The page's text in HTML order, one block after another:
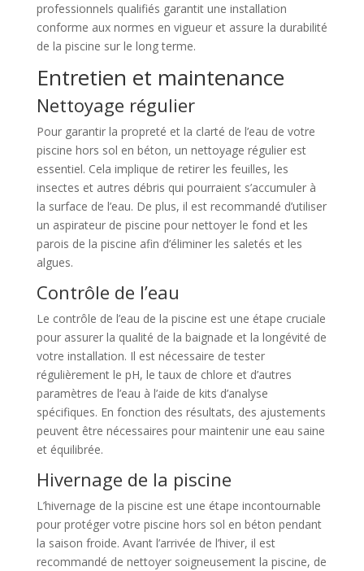
professionnels qualifiés garantit une installation
conforme aux normes en vigueur et assure la durabilité
de la piscine sur le long terme.
Entretien et maintenance
Nettoyage régulier
Pour garantir la propreté et la clarté de l’eau de votre
piscine hors sol en béton, un nettoyage régulier est
essentiel. Cela implique de retirer les feuilles, les
insectes et autres débris qui pourraient s’accumuler à
la surface de l’eau. De plus, il est recommandé d’utiliser
un aspirateur de piscine pour nettoyer le fond et les
parois de la piscine afin d’éliminer les saletés et les
algues.
Contrôle de l’eau
Le contrôle de l’eau de la piscine est une étape cruciale
pour assurer la qualité de la baignade et la longévité de
votre installation. Il est nécessaire de tester
régulièrement le pH, le taux de chlore et d’autres
paramètres de l’eau à l’aide de kits d’analyse
spécifiques. En fonction des résultats, des ajustements
peuvent être nécessaires pour maintenir une eau saine
et équilibrée.
Hivernage de la piscine
L’hivernage de la piscine est une étape incontournable
pour protéger votre piscine hors sol en béton pendant
la saison froide. Avant l’arrivée de l’hiver, il est
recommandé de nettoyer soigneusement la piscine, de